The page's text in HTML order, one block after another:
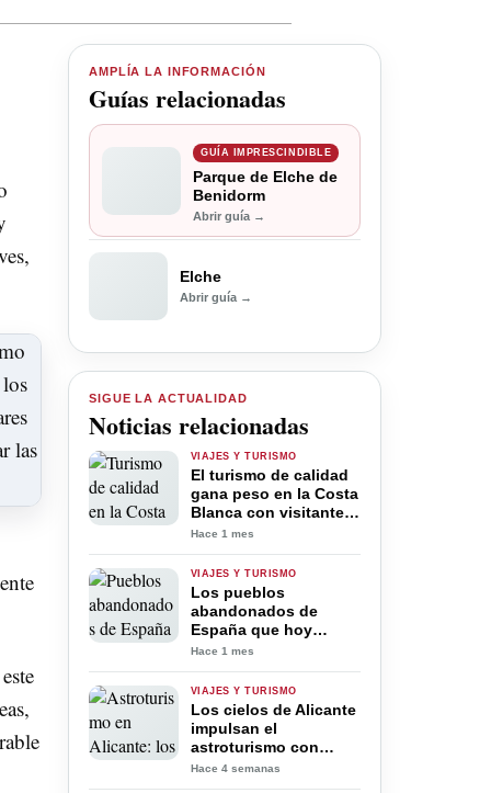
AMPLÍA LA INFORMACIÓN
Guías relacionadas
GUÍA IMPRESCINDIBLE
Parque de Elche de
Benidorm
Abrir guía →
Elche
Abrir guía →
SIGUE LA ACTUALIDAD
Noticias relacionadas
VIAJES Y TURISMO
El turismo de calidad
gana peso en la Costa
Blanca con visitantes
que prolongan su
su gasto
Hace 1 mes
VIAJES Y TURISMO
Los pueblos
abandonados de
España que hoy
atraen a turistas de
Hace 1 mes
VIAJES Y TURISMO
Los cielos de Alicante
impulsan el
astroturismo con
algunos de los
Hace 4 semanas